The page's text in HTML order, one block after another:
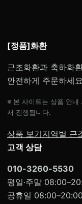
[정품]화환
근조화환과 축하화
안전하게 주문하세
※ 본 사이트는 상품 안내
서 진행됩니다.
상품 보기지역별 근
고객 상담
010-3260-5530
평일·주말
공휴일 08:00–20:00